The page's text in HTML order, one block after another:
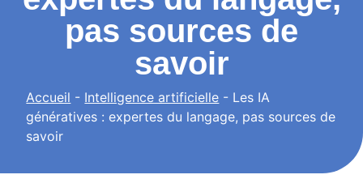
pas sources de
savoir
Accueil - Intelligence artificielle - Les IA
génératives : expertes du langage, pas sources de
savoir